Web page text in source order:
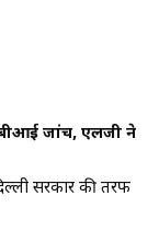
जांच, एलजी ने
सरकार की तरफ